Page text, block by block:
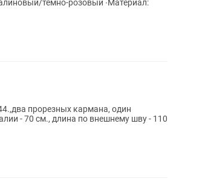
тёмно-розовый ∙Материал:
прорезных кармана, один
- 70 см., длина по внешнему шву - 110